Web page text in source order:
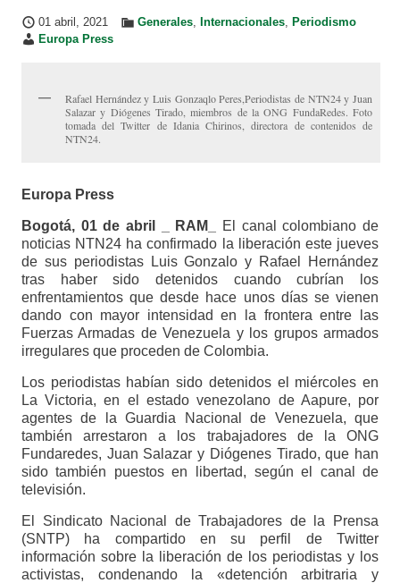
01 abril, 2021 Generales, Internacionales, Periodismo
Europa Press
Rafael Hernández y Luis Gonzaqlo Peres,Periodistas de NTN24 y Juan
Salazar y Diógenes Tirado, miembros de la ONG FundaRedes. Foto
tomada del Twitter de Idania Chirinos, directora de contenidos de
NTN24.
Europa Press
Bogotá, 01 de abril _ RAM_
El canal colombiano de
noticias NTN24 ha confirmado la liberación este jueves
de sus periodistas Luis Gonzalo y Rafael Hernández
tras haber sido detenidos cuando cubrían los
enfrentamientos que desde hace unos días se vienen
dando con mayor intensidad en la frontera entre las
Fuerzas Armadas de Venezuela y los grupos armados
irregulares que proceden de Colombia.
Los periodistas habían sido detenidos el miércoles en
La Victoria, en el estado venezolano de Aapure, por
agentes de la Guardia Nacional de Venezuela, que
también arrestaron a los trabajadores de la ONG
Fundaredes, Juan Salazar y Diógenes Tirado, que han
sido también puestos en libertad, según el canal de
televisión.
El Sindicato Nacional de Trabajadores de la Prensa
(SNTP) ha compartido en su perfil de Twitter
información sobre la liberación de los periodistas y los
activistas, condenando la «detención arbitraria y